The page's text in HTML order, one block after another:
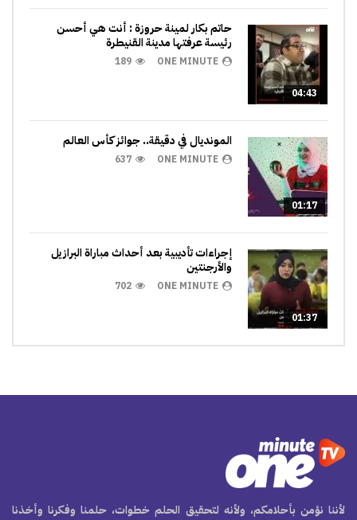
04:43
حاتم بكار لمينة حروزة : أنت هي أحسن
رئيسة عرفتها مدينة القنيطرة
ONE MINUTE
189
01:17
المونديال في دقيقة.. جوائز كأس العالم
ONE MINUTE
637
01:37
إجراءات تأديبية بعد أحداث مباراة البرازيل
والأرجنتين
ONE MINUTE
702
لأننا نؤمن بأحلامكم، ولأنه لتحقيق الحلم خطوات، حلمنا وفكرنا وأخذنا